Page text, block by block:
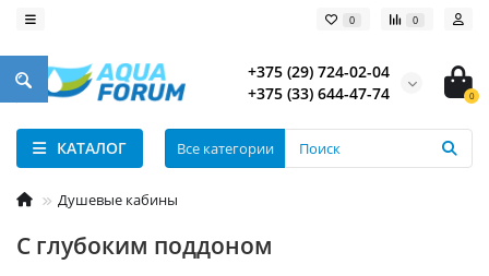
0 0
+375 (29) 724-02-04
+375 (33) 644-47-74
0
КАТАЛОГ Все категории
Душевые кабины
С глубоким поддоном